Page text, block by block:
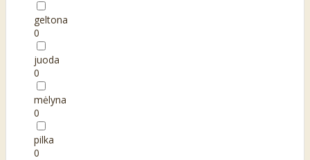
geltona
0
juoda
0
mėlyna
0
pilka
0